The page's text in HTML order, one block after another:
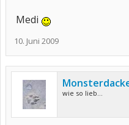
Medi
10. Juni 2009
wie so lieb...